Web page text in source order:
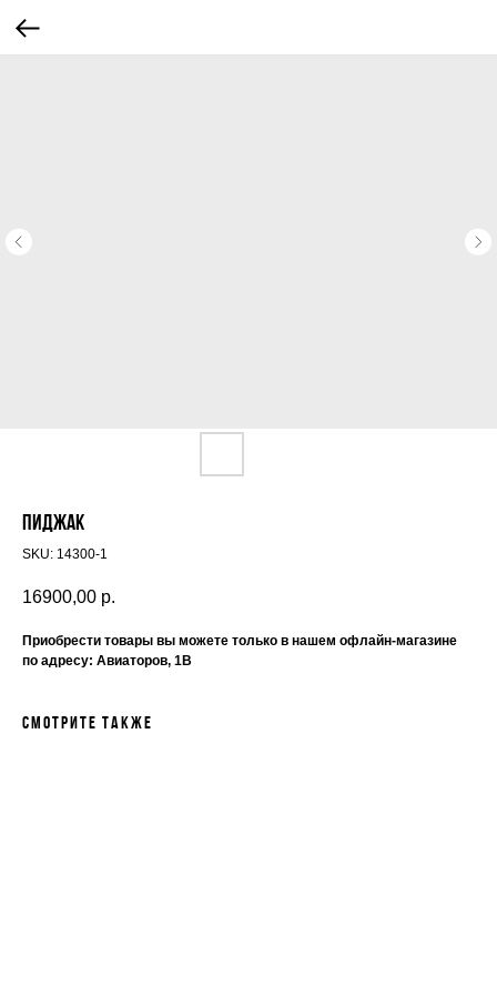
Пиджак
SKU: 14300-1
16900,00 р.
Приобрести товары вы можете только в нашем офлайн-магазине
по адресу: Авиаторов, 1В
Смотрите также